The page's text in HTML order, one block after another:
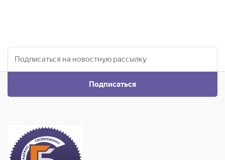
Подписаться